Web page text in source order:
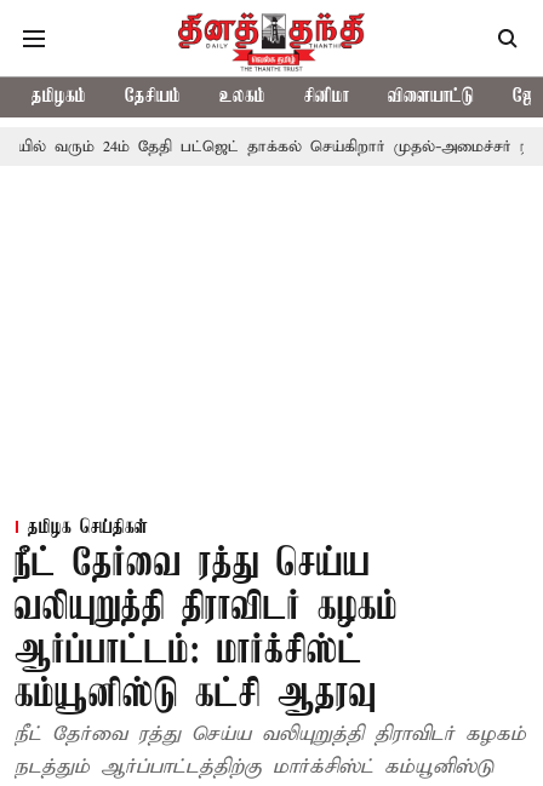
தமிழகம் தேசியம் உலகம் சினிமா விளையாட்டு
24ம் தேதி பட்ஜெட் தாக்கல் செய்கிறார் முதல்-அமைச்சர் ரங்கசாமி
தமிழக செய்திகள்
நீட் தேர்வை ரத்து செய்ய
வலியுறுத்தி திராவிடர் கழகம்
ஆர்ப்பாட்டம்: மார்க்சிஸ்ட்
கம்யூனிஸ்டு கட்சி ஆதரவு
நீட் தேர்வை ரத்து செய்ய வலியுறுத்தி திராவிடர் கழகம்
நடத்தும் ஆர்ப்பாட்டத்திற்கு மார்க்சிஸ்ட் கம்யூனிஸ்டு